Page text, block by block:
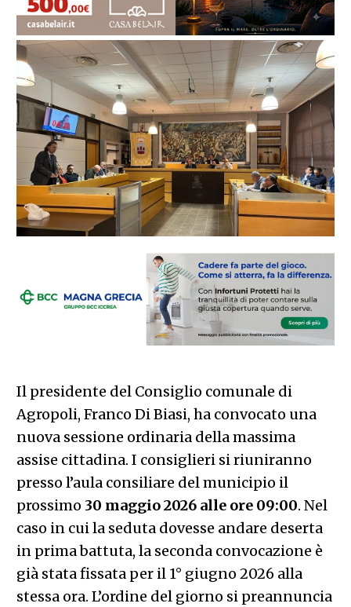
Il presidente del Consiglio comunale di
Agropoli, Franco Di Biasi, ha convocato una
nuova sessione ordinaria della massima
assise cittadina. I consiglieri si riuniranno
presso l’aula consiliare del municipio il
prossimo 30 maggio 2026 alle ore 09:00. Nel
caso in cui la seduta dovesse andare deserta
in prima battuta, la seconda convocazione è
già stata fissata per il 1° giugno 2026 alla
stessa ora. L’ordine del giorno si preannuncia